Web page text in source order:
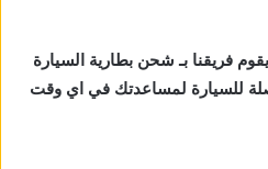
يقوم فريقنا بـ شحن بطارية السيارة
للسيارة لمساعدتك في اي وقت